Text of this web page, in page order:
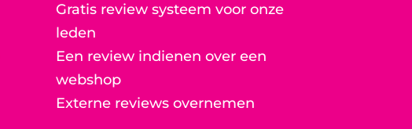
Gratis review systeem voor onze
leden
Een review indienen over een
webshop
Externe reviews overnemen